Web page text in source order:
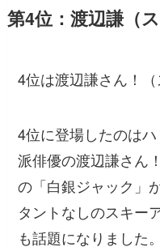
第4位：渡辺謙（
4位は渡辺謙さん！（
4位に登場したのは
派俳優の渡辺謙さん
の「白銀ジャック」
タントなしのスキー
も話題になりました